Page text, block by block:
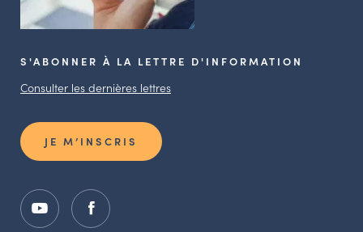
S'ABONNER À LA LETTRE D'INFORMATION
Consulter les dernières lettres
JE M’INSCRIS